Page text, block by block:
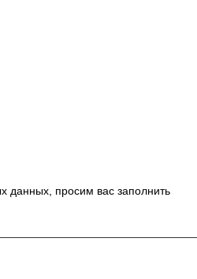
данных, просим вас заполнить